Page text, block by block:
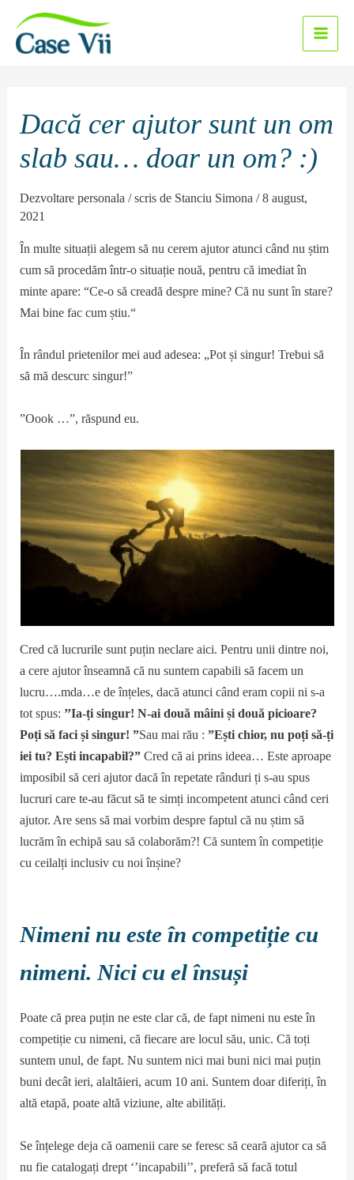
conținut
Main
Dacă cer ajutor sunt un om
slab sau… doar un om? :)
Dezvoltare personala / scris de Stanciu Simona/8 august,
2021
În multe situații alegem să nu cerem ajutor atunci când nu știm
cum să procedăm într-o situație nouă, pentru că imediat în
minte apare: “Ce-o să creadă despre mine? Că nu sunt în stare?
Mai bine fac cum știu.“
În rândul prietenilor mei aud adesea: „Pot și singur! Trebui să
să mă descurc singur!”
”Oook …”, răspund eu.
Cred că lucrurile sunt puțin neclare aici. Pentru unii dintre noi,
a cere ajutor înseamnă că nu suntem capabili să facem un
lucru….mda…e de înțeles, dacă atunci când eram copii ni s-a
tot spus: ’’Ia-ți singur!N-ai două mâini și două picioare?
Poți să faci și singur! ”Sau mai rău :”Ești chior, nu poți să-ți
iei tu? Ești incapabil?” Cred că ai prins ideea… Este aproape
imposibil să ceri ajutor dacă în repetate rânduri ți s-au spus
lucruri care te-au făcut să te simți incompetent atunci când ceri
ajutor. Are sens să mai vorbim despre faptul că nu știm să
lucrăm în echipă sau să colaborăm?! Că suntem în competiție
cu ceilalți inclusiv cu noi înșine?
Nimeni nu este în competiție cu
nimeni. Nici cu el însuși
Poate că prea puțin ne este clar că, de fapt nimeni nu este în
competiție cu nimeni, că fiecare are locul său, unic. Că toți
suntem unul, de fapt. Nu suntem nici mai buni nici mai puțin
buni decât ieri, alaltăieri, acum 10 ani. Suntem doar diferiți, în
altă etapă, poate altă viziune, alte abilități.
Se înțelege deja că oamenii care se feresc să ceară ajutor ca să
nu fie catalogați drept ‘’incapabili’’, preferă să facă totul